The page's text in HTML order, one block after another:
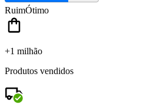
RuimÓtimo
+1 milhão
Produtos vendidos